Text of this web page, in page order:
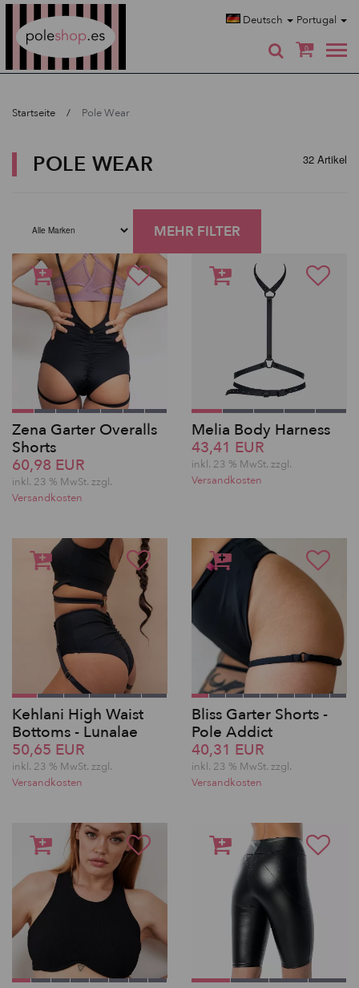
Deutsch Portugal
0
Startseite Pole Wear
POLE WEAR 32 Artikel
MEHR FILTER
Zena Garter Overalls
Shorts
60,98 EUR
inkl. 23 % MwSt. zzgl.
Versandkosten
Melia Body Harness
43,41 EUR
inkl. 23 % MwSt. zzgl.
Versandkosten
Kehlani High Waist
Bottoms - Lunalae
50,65 EUR
inkl. 23 % MwSt. zzgl.
Versandkosten
Bliss Garter Shorts -
Pole Addict
40,31 EUR
inkl. 23 % MwSt. zzgl.
Versandkosten